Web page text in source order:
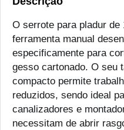
O serrote para pladur de
ferramenta manual
especificamente para
gesso cartonado. O seu
compacto permite
reduzidos, sendo ideal
canalizadores e
necessitam de abrir